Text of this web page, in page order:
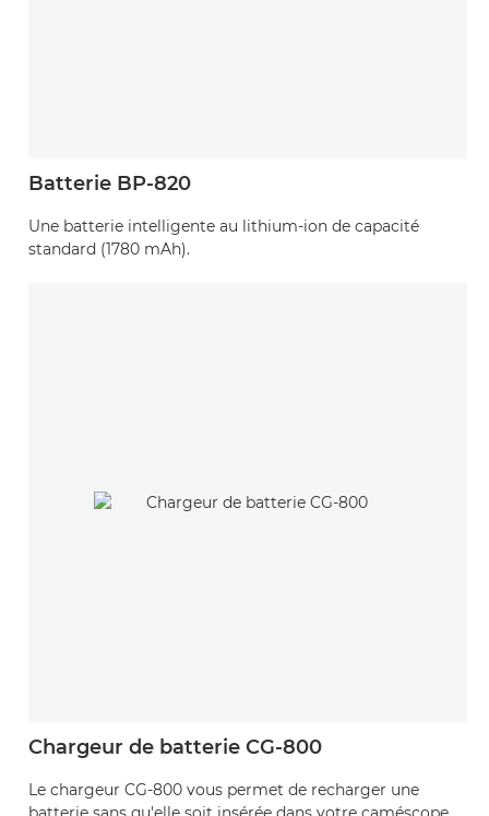
Batterie BP-820
Une batterie intelligente au lithium-ion de capacité
standard (1780 mAh).
Chargeur de batterie CG-800
Le chargeur CG-800 vous permet de recharger une